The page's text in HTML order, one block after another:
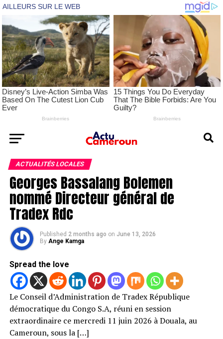
ACTUALITÉS LOCALES
Georges Bassalang Bolemen
nommé Directeur général de
Tradex Rdc
Published 2 months ago on June 13, 2026
By Ange Kamga
Spread the love
Le Conseil d’Administration de Tradex République
démocratique du Congo S.A, réuni en session
extraordinaire ce mercredi 11 juin 2026 à Douala, au
Cameroun, sous la […]